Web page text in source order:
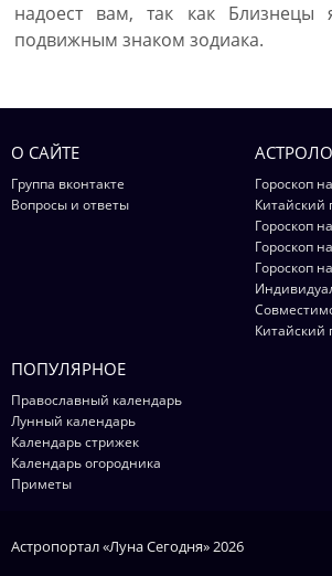
надоест вам, так как Близнецы
подвижным знаком зодиака.
О САЙТЕ
Группа вконтакте
Вопросы и ответы
Гороскоп
Китайский
Гороскоп
Гороскоп
Гороскоп
Китайский
ПОПУЛЯРНОЕ
Православный календарь
Лунный календарь
Календарь стрижек
Календарь огородника
Приметы
Астропортал «Луна Сегодня» 2026